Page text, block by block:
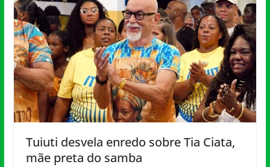
Tuiuti desvela enredo sobre Tia Ciata,
mãe preta do samba